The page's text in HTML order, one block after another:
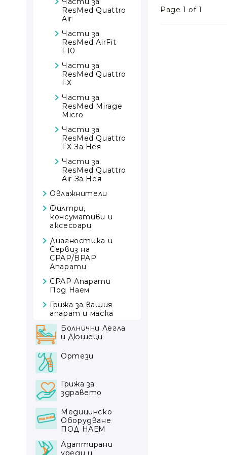
P30i
Части за
N10 За Нея
Части за
N10
Части за
Activa LT
Части за
FX за Нея
Части за
SoftGel
Части за
ResMed Quattro
Air
Части за
ResMed AirFit
F10
Части за
ResMed Quattro
FX
Части за
ResMed Mirage
Micro
Части за
ResMed Quattro
FX За Нея
Части за
ResMed Quattro
Air За Нея
Овлажнители
Филтри,
консумативи и
аксесоари
Филтри
Тръби и
шлангове
Аксесоари
Диагностика и
Сервиз на
CPAP/BPAP
Апарати
CPAP Апарати
Под Наем
Грижа за вашия
апарат и маска
Болнични Легла
и Дюшеци
Болнични легла
Антидекубитални
дюшеци
Антидекубитални
възглавници
Под Наем
Фотьойли с
релакс механизъм
Ортези
Ръка
Коляно
Глезен
Кръст
Гръб и Рамене
Грижа за
здравето
Автоматични
външни
дефибрилатори
Апарати за
Медицинско
Оборудване
ПОД НАЕМ
Кислородни
Концентратори
Адаптирани
уреди и
Page 1 of 1